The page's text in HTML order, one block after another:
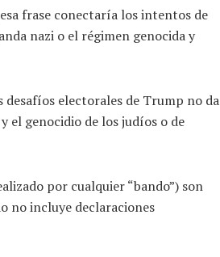
frase conectaría los intentos de
nazi o el régimen genocida y
desafíos electorales de Trump no da
el genocidio de los judíos o de
por cualquier “bando”) son
no incluye declaraciones